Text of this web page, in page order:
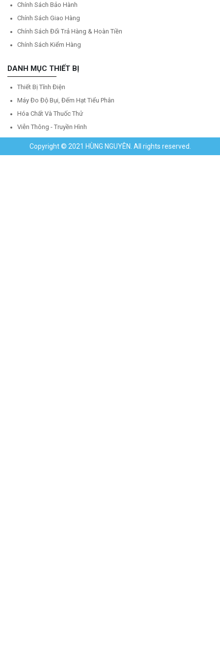
Chính Sách Bảo Hành
Chính Sách Giao Hàng
Chính Sách Đổi Trả Hàng & Hoàn Tiền
Chính Sách Kiểm Hàng
DANH MỤC THIẾT BỊ
Thiết Bị Tĩnh Điện
Máy Đo Độ Bụi, Đếm Hạt Tiểu Phân
Hóa Chất Và Thuốc Thử
Viễn Thông - Truyền Hình
Copyright © 2021 HÙNG NGUYÊN. All rights reserved.